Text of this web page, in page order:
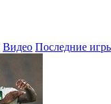
Видео Последние